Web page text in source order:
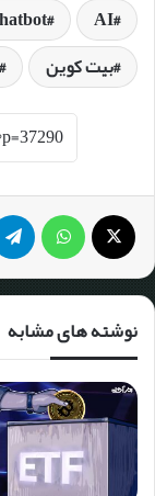
AI
بیت کوین
نوشته های مشابه